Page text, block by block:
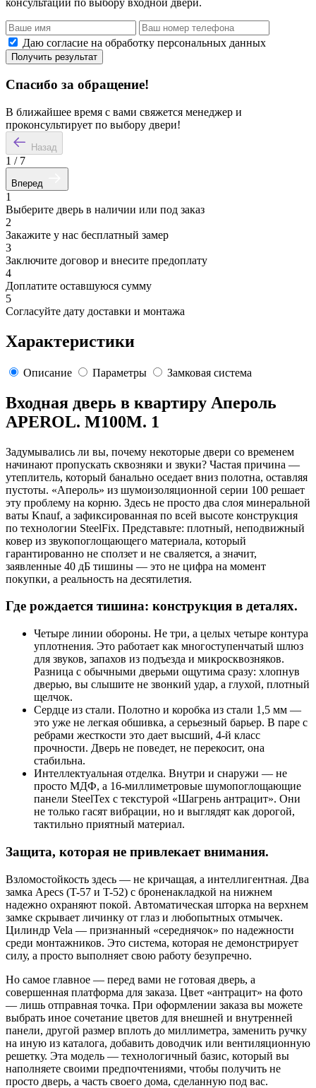
Даю согласие на обработку персональных данных
Получить результат
Спасибо за обращение!
В ближайшее время с вами свяжется менеджер и
проконсультирует по выбору двери!
Назад
1 / 7
Вперед
1
Выберите дверь в наличии или под заказ
2
Закажите у нас бесплатный замер
3
Заключите договор и внесите предоплату
4
Доплатите оставшуюся сумму
5
Согласуйте дату доставки и монтажа
Характеристики
Описание Параметры Замковая система
Входная дверь в квартиру Апероль
APEROL. M100M. 1
Задумывались ли вы, почему некоторые двери со временем
начинают пропускать сквозняки и звуки? Частая причина —
утеплитель, который банально оседает вниз полотна, оставляя
пустоты. «Апероль» из шумоизоляционной серии 100 решает
эту проблему на корню. Здесь не просто два слоя минеральной
ваты Knauf, а зафиксированная по всей высоте конструкция
по технологии SteelFix. Представьте: плотный, неподвижный
ковер из звукопоглощающего материала, который
гарантированно не сползет и не сваляется, а значит,
заявленные 40 дБ тишины — это не цифра на момент
покупки, а реальность на десятилетия.
Где рождается тишина: конструкция в деталях.
Четыре линии обороны. Не три, а целых четыре контура
уплотнения. Это работает как многоступенчатый шлюз
для звуков, запахов из подъезда и микросквозняков.
Разница с обычными дверьми ощутима сразу: хлопнув
дверью, вы слышите не звонкий удар, а глухой, плотный
щелчок.
Сердце из стали. Полотно и коробка из стали 1,5 мм —
это уже не легкая обшивка, а серьезный барьер. В паре с
ребрами жесткости это дает высший, 4-й класс
прочности. Дверь не поведет, не перекосит, она
стабильна.
Интеллектуальная отделка. Внутри и снаружи — не
просто МДФ, а 16-миллиметровые шумопоглощающие
панели SteelTex с текстурой «Шагрень антрацит». Они
не только гасят вибрации, но и выглядят как дорогой,
тактильно приятный материал.
Защита, которая не привлекает внимания.
Взломостойкость здесь — не кричащая, а интеллигентная. Два
замка Apecs (T-57 и T-52) с броненакладкой на нижнем
надежно охраняют покой. Автоматическая шторка на верхнем
замке скрывает личинку от глаз и любопытных отмычек.
Цилиндр Vela — признанный «середнячок» по надежности
среди монтажников. Это система, которая не демонстрирует
силу, а просто выполняет свою работу безупречно.
Но самое главное — перед вами не готовая дверь, а
совершенная платформа для заказа. Цвет «антрацит» на фото
— лишь отправная точка. При оформлении заказа вы можете
выбрать иное сочетание цветов для внешней и внутренней
панели, другой размер вплоть до миллиметра, заменить ручку
на иную из каталога, добавить доводчик или вентиляционную
решетку. Эта модель — технологичный базис, который вы
наполняете своими предпочтениями, чтобы получить не
просто дверь, а часть своего дома, сделанную под вас.